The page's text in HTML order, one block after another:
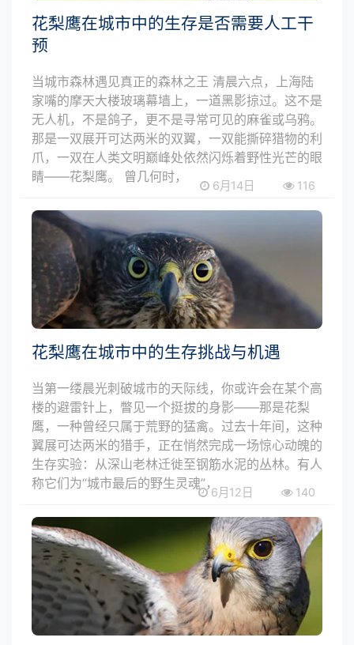
花梨鹰在城市中的生存是否需要人工干
预
当城市森林遇见真正的森林之王 清晨六点，上海陆
家嘴的摩天大楼玻璃幕墙上，一道黑影掠过。这不是
无人机，不是鸽子，更不是寻常可见的麻雀或乌鸦。
那是一双展开可达两米的双翼，一双能撕碎猎物的利
爪，一双在人类文明巅峰处依然闪烁着野性光芒的眼
睛——花梨鹰。 曾几何时，
6月14日 116
花梨鹰在城市中的生存挑战与机遇
当第一缕晨光刺破城市的天际线，你或许会在某个高
楼的避雷针上，瞥见一个挺拔的身影——那是花梨
鹰，一种曾经只属于荒野的猛禽。过去十年间，这种
翼展可达两米的猎手，正在悄然完成一场惊心动魄的
生存实验：从深山老林迁徙至钢筋水泥的丛林。有人
称它们为“城市最后的野生灵魂”，
6月12日 140